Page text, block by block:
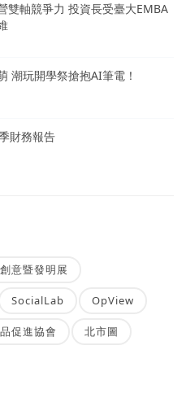
雙軸競爭力 投資長受臺大EMBA
潮玩開學祭搶抱AI筆電！
財務報告
意暨發明展
SocialLab OpView
促進協會 北市圖